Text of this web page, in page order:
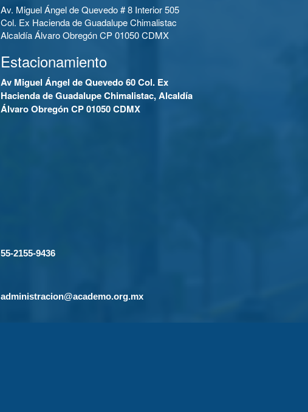
Av. Miguel Ángel de Quevedo # 8 Interior 505
Col. Ex Hacienda de Guadalupe Chimalistac
Alcaldía Álvaro Obregón CP 01050 CDMX
Estacionamiento
Av Miguel Ángel de Quevedo 60 Col. Ex
Hacienda de Guadalupe Chimalistac, Alcaldía
Álvaro Obregón CP 01050 CDMX
55-2155-9436
administracion@academo.org.mx